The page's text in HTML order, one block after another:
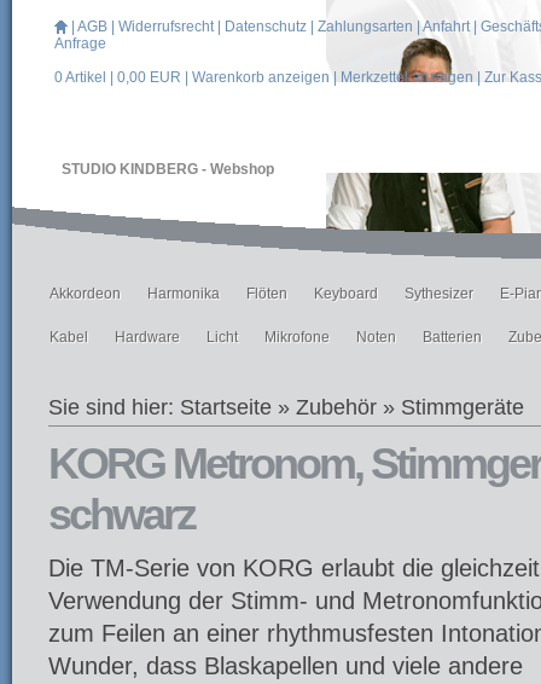
STUDIO KINDBERG - Webshop
AGB Widerrufsrecht| Datenschutz Zahlungsarten |Anfahrt|
Anfrage
0Artikel | 0,00 EUR | Warenkorb anzeigen Merkzettel anzeigen Zur
Akkordeon Harmonika Flöten Keyboard Sythesizer E-
Kabel Hardware Licht Mikrofone Noten Batterien
Sie sind hier: Startseite » Zubehör » Stimmgeräte
KORG Metronom,
schwarz
Die TM-Serie von KORG erlaubt die
Verwendung der Stimm- und
zum Feilen an einer rhythmusfesten
Wunder, dass Blaskapellen und viele andere